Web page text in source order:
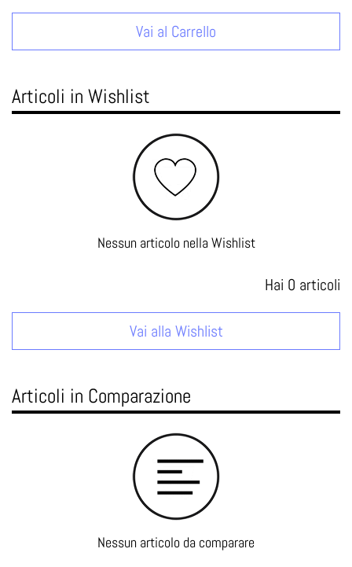
Vai al Carrello
Articoli in Wishlist
Nessun articolo nella Wishlist
Hai 0 articoli
Vai alla Wishlist
Articoli in Comparazione
Nessun articolo da comparare